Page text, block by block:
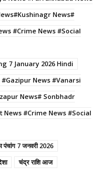
News#
#Crime News #Social
7 January 2026 Hindi
News #Vanarsi
News# Sonbhadr
#Crime News #Social
7 जनवरी 2026
चंद्र राशि आज